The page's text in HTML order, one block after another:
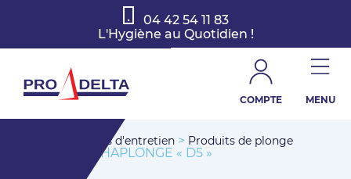
04 42 54 11 83
L'Hygiène au Quotidien !
COMPTE MENU
Produits d'entretien > Produits de plonge
> ALPHAPLONGE « D5 »